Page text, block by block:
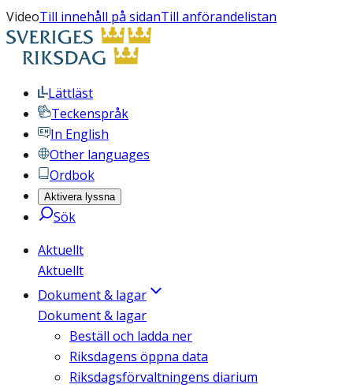
VideoTill innehåll på sidanTill anförandelistan
Lättläst
Teckenspråk
In English
Other languages
Ordbok
Aktivera lyssna
Sök
Aktuellt
Aktuellt
Dokument & lagar
Dokument & lagar
Beställ och ladda ner
Riksdagens öppna data
Riksdagsförvaltningens diarium